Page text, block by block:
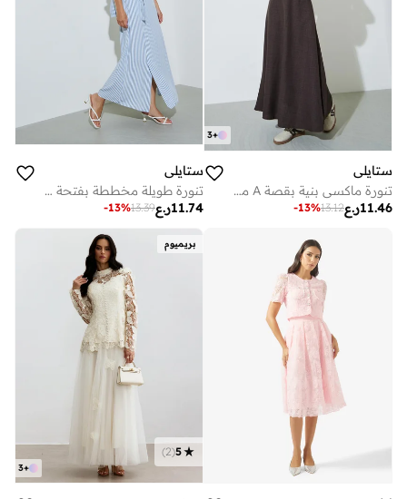
+
3
ستايلي
تنورة ماكسي بنية بقصة A مع جيوب جانبية
ر.ع11.46
13.12
-13%
ستايلي
تنورة طويلة مخططة بفتحة أمامية
ر.ع11.74
13.39
-13%
بريميوم
+
3
5
(
2
)